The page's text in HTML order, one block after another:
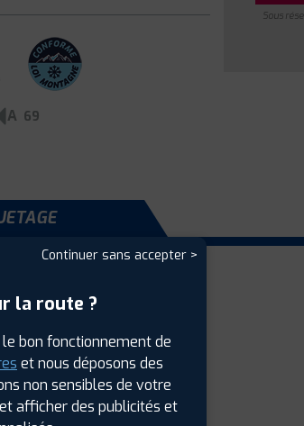
A 69
Sous
Continuer sans accepter >
la route ?
bon fonctionnement de
et nous déposons des
non sensibles de votre
afficher des publicités et